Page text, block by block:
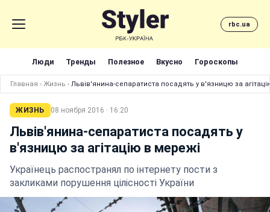
rbc.ua
Люди Тренды Полезное Вкусно Гороскопы
Главная › Жизнь › Львів'янина-сепаратиста посадять у в'язницю за
ЖИЗНЬ 08 ноября 2016 · 16:20
Львів'янина-сепаратиста посадять у
в'язницю за агітацію в мережі
Українець распостранял по інтернету пости з
закликами порушення цілісності України